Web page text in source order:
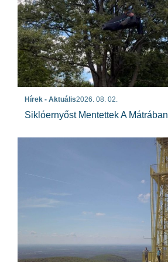
Hírek - Aktuális2026. 08. 02.
Siklóernyőst Mentettek A Mátrában